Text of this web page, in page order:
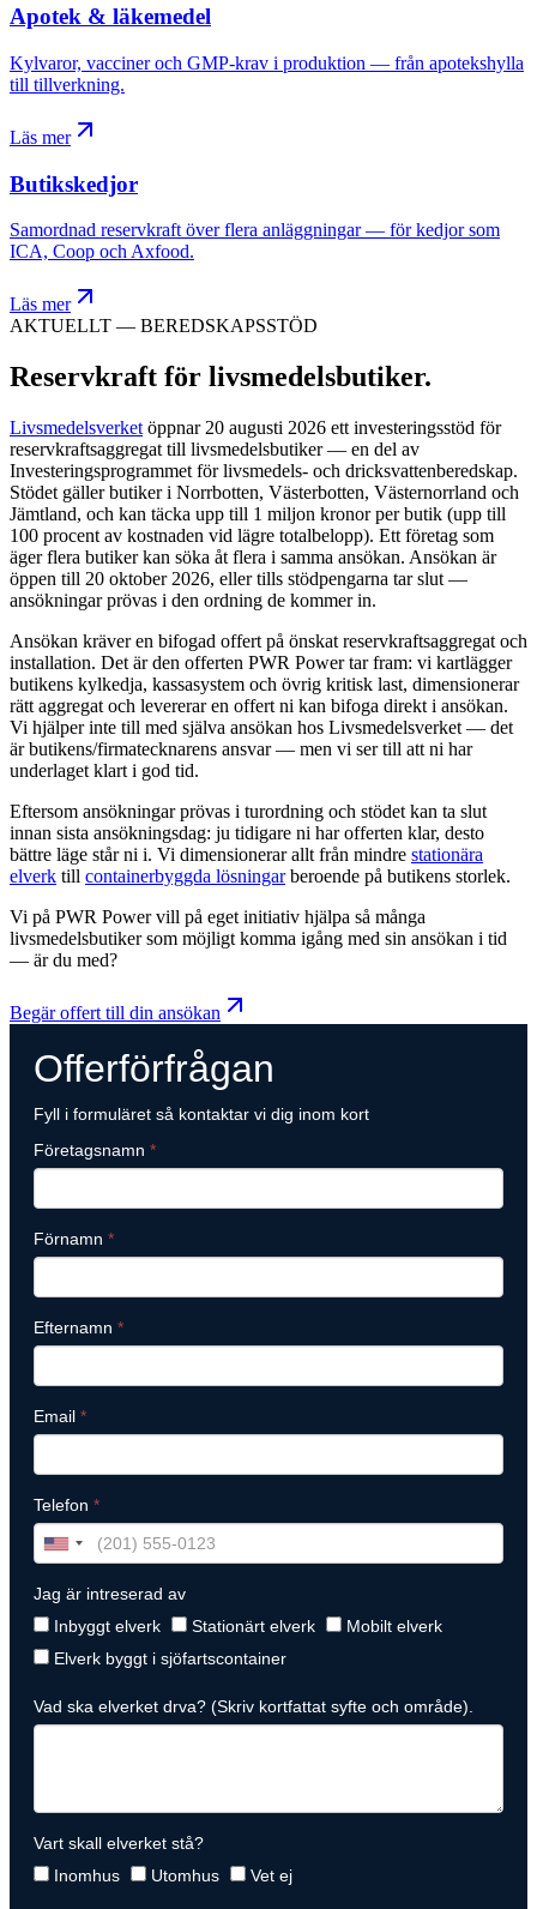
Apotek & läkemedel
Kylvaror, vacciner och GMP-krav i produktion — från apotekshylla
till tillverkning.
Läs mer
Butikskedjor
Samordnad reservkraft över flera anläggningar — för kedjor som
ICA, Coop och Axfood.
Läs mer
AKTUELLT — BEREDSKAPSSTÖD
Reservkraft för livsmedelsbutiker.
Livsmedelsverket öppnar 20 augusti 2026 ett investeringsstöd för
reservkraftsaggregat till livsmedelsbutiker — en del av
Investeringsprogrammet för livsmedels- och dricksvattenberedskap.
Stödet gäller butiker i Norrbotten, Västerbotten, Västernorrland och
Jämtland, och kan täcka upp till 1 miljon kronor per butik (upp till
100 procent av kostnaden vid lägre totalbelopp). Ett företag som
äger flera butiker kan söka åt flera i samma ansökan. Ansökan är
öppen till 20 oktober 2026, eller tills stödpengarna tar slut —
ansökningar prövas i den ordning de kommer in.
Ansökan kräver en bifogad offert på önskat reservkraftsaggregat och
installation. Det är den offerten PWR Power tar fram: vi kartlägger
butikens kylkedja, kassasystem och övrig kritisk last, dimensionerar
rätt aggregat och levererar en offert ni kan bifoga direkt i ansökan.
Vi hjälper inte till med själva ansökan hos Livsmedelsverket — det
är butikens/firmatecknarens ansvar — men vi ser till att ni har
underlaget klart i god tid.
Eftersom ansökningar prövas i turordning och stödet kan ta slut
innan sista ansökningsdag: ju tidigare ni har offerten klar, desto
bättre läge står ni i. Vi dimensionerar allt från mindre stationära
elverk till containerbyggda lösningarberoende på butikens storlek.
Vi på PWR Power vill på eget initiativ hjälpa så många
livsmedelsbutiker som möjligt komma igång med sin ansökan i tid
— är du med?
Begär offert till din ansökan